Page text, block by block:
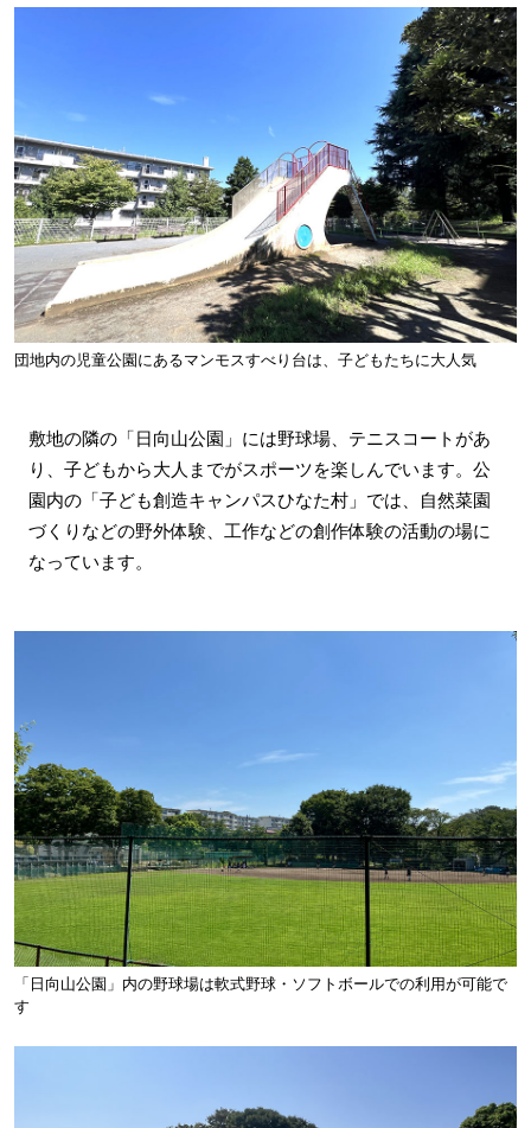
団地内の児童公園にあるマンモスすべり台は、子どもたちに大人気
敷地の隣の「日向山公園」には野球場、テニスコートがあ
り、子どもから大人までがスポーツを楽しんでいます。公
園内の「子ども創造キャンパスひなた村」では、自然菜園
づくりなどの野外体験、工作などの創作体験の活動の場に
なっています。
「日向山公園」内の野球場は軟式野球・ソフトボールでの利用が可能で
す